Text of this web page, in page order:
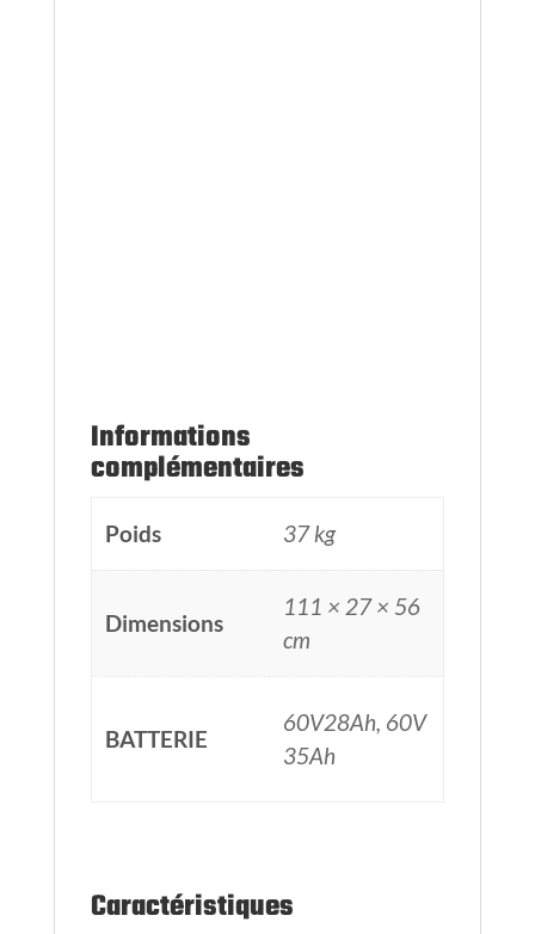
BATTERIE
Caractéristiques
TROTTINETTE
DUALTRON
VICTOR
LUXURY +
EY4
moteur